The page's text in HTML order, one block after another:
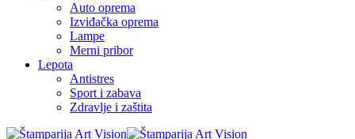
Auto oprema
Izviđačka oprema
Lampe
Merni pribor
Lepota
Antistres
Sport i zabava
Zdravlje i zaštita